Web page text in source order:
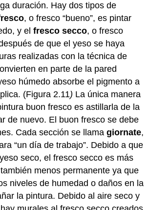
duración. Hay dos tipos de
, o fresco “bueno”, es pintar
y elfresco secco, o fresco
de que el yeso se haya
realizadas con la técnica de
en parte de la pared
húmedo absorbe el pigmento a
(Figura 2.11) La única manera
buon fresco es astillarla de la
de nuevo. El buon fresco se debe
Cada sección se llamagiornate,
“un día de trabajo”. Debido a que
seco, el fresco secco es más
menos permanente ya que
niveles de humedad o daños en la
la pintura. Debido al aire seco y